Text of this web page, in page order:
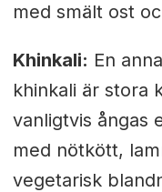
med smält ost
Khinkali: En
khinkali är stora
vanligtvis ångas
med nötkött,
vegetarisk